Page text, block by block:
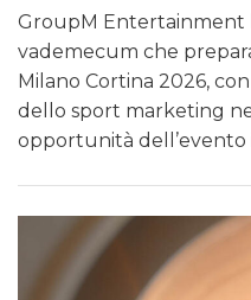
GroupM
vademecum che
Milano Cortina 2026,
dello sport marketing
opportunità dell’evento